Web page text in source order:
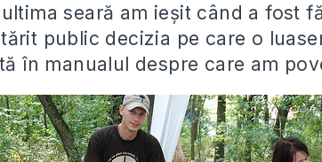
ultima seară am ieșit când a fost
public decizia pe care o
în manualul despre care am